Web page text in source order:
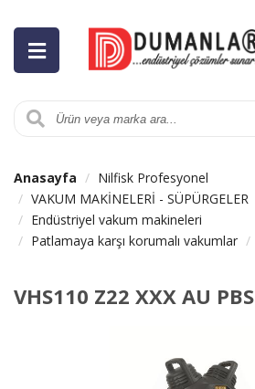
Anasayfa
Nilfisk Profesyonel
VAKUM MAKİNELERİ - SÜPÜRGELER
Endüstriyel vakum makineleri
Patlamaya karşı korumalı vakumlar
VHS110 Z22 XXX AU PBS